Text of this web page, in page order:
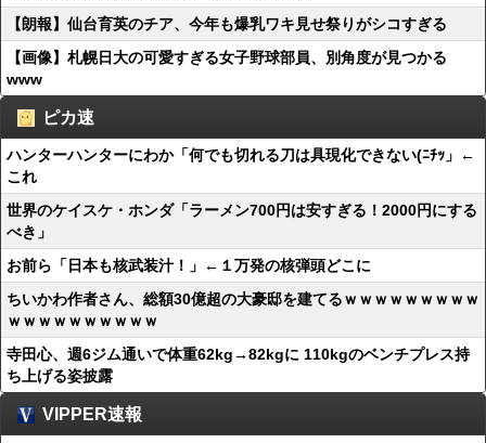
【朗報】仙台育英のチア、今年も爆乳ワキ見せ祭りがシコすぎる
【画像】札幌日大の可愛すぎる女子野球部員、別角度が見つかる
www
ピカ速
ハンターハンターにわか「何でも切れる刀は具現化できない(ﾆﾁｯ」←
これ
世界のケイスケ・ホンダ「ラーメン700円は安すぎる！2000円にする
べき」
お前ら「日本も核武装汁！」←１万発の核弾頭どこに
ちいかわ作者さん、総額30億超の大豪邸を建てるｗｗｗｗｗｗｗｗｗ
ｗｗｗｗｗｗｗｗｗｗ
寺田心、週6ジム通いで体重62kg→82kgに 110kgのベンチプレス持
ち上げる姿披露
VIPPER速報